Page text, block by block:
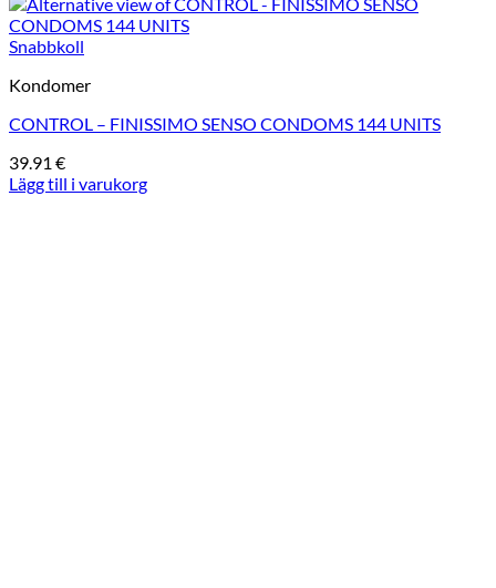
Snabbkoll
Kondomer
CONTROL – FINISSIMO SENSO CONDOMS 144 UNITS
39.91 €
Lägg till i varukorg